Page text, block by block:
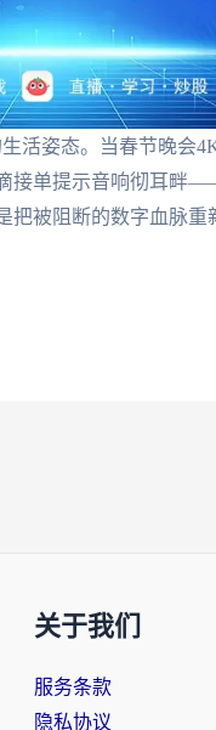
活姿态。当春节晚会
接单提示音响彻耳畔
被阻断的数字血脉重
关于我们
服务条款
隐私协议